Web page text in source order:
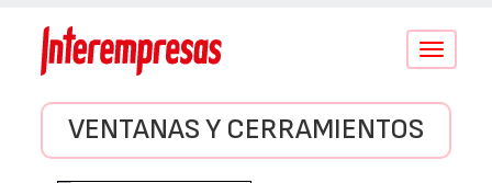
Conmutar
VENTANAS Y CERRAMIENTOS